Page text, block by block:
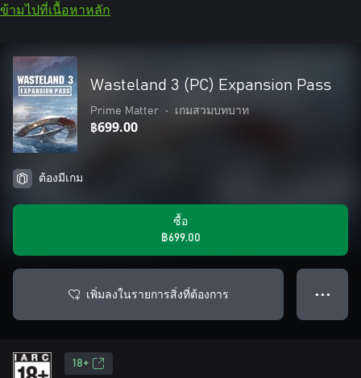
ข้ามไปที่เนื้อหาหลัก
Wasteland 3 (PC) Expansion Pass
Prime Matter • เกมสวมบทบาท
฿699.00
ต้องมีเกม
ซื้อ
฿699.00
เพิ่มลงในรายการสิ่งที่ต้องการ ● ● ●
18+